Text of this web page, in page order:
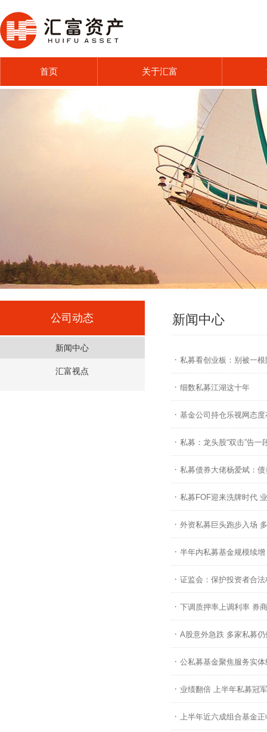
首页 关于汇富
公司动态
新闻中心
汇富视点
新闻中心
· 私募看创业板：别被一
· 细数私募江湖这十年
· 基金公司持仓乐视网态度
· 私募：龙头股“双击”告
· 私募债券大佬杨爱斌：
· 私募FOF迎来洗牌时代
· 外资私募巨头跑步入场
· 半年内私募基金规模续
· 证监会：保护投资者合
· 下调质押率上调利率 券
· A股意外急跌 多家私募仍
· 公私募基金聚焦服务实
· 业绩翻倍 上半年私募冠
· 上半年近六成组合基金